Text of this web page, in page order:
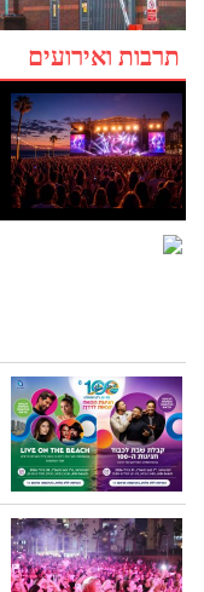
תרבות ואירועים